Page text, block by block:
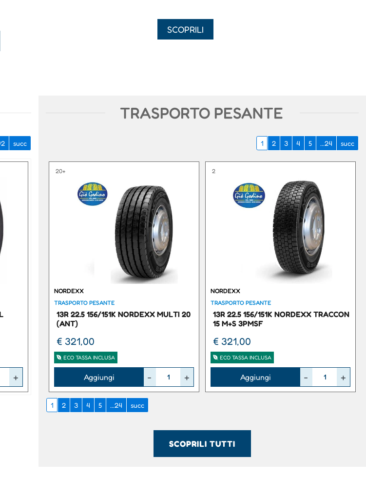
SCOPRILI
succ
TRASPORTO PESANTE
1 2 3 4 5 ...24 succ
20+
NORDEXX
TRASPORTO PESANTE
13R 22.5 156/151K NORDEXX MULTI 20
(ANT)
€ 321,00
ECO TASSA INCLUSA
Aggiungi
2
NORDEXX
TRASPORTO PESANTE
13R 22.5 156/151K NORDEXX TRACCON
15 M+S 3PMSF
€ 321,00
ECO TASSA INCLUSA
Aggiungi
1 2 3 4 5 ...24 succ
SCOPRILI TUTTI